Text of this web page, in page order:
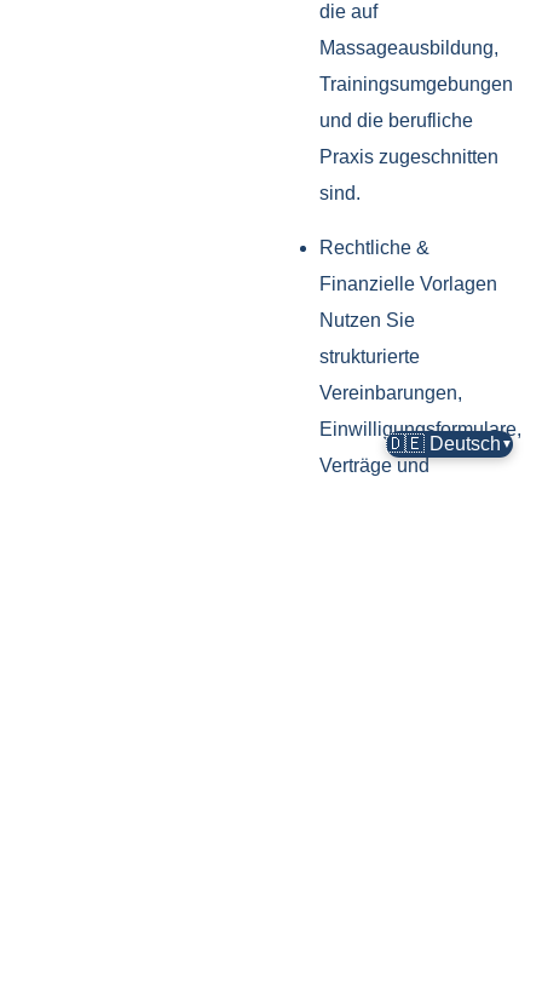
die auf
Massageausbildung,
Trainingsumgebungen
und die berufliche
Praxis zugeschnitten
sind.
Rechtliche &
Finanzielle Vorlagen
Nutzen Sie
strukturierte
Vereinbarungen,
Einwilligungsformulare,
Verträge und
🇩🇪 Deutsch ▼